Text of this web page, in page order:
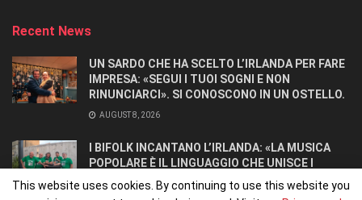
Recent News
UN SARDO CHE HA SCELTO L’IRLANDA PER FARE
IMPRESA: «SEGUI I TUOI SOGNI E NON
RINUNCIARCI». SI CONOSCONO IN UN OSTELLO.
AUGUST 8, 2026
I BIFOLK INCANTANO L’IRLANDA: «LA MUSICA
POPOLARE È IL LINGUAGGIO CHE UNISCE I
POPOLI»
This website uses cookies. By continuing to use this website you